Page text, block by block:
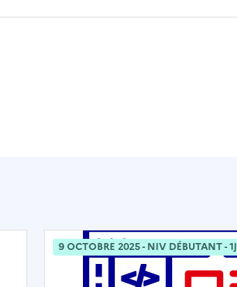
9 OCTOBRE 2025 - NIV DÉBUTANT - 1J